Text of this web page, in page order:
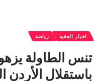
اخبار العقبة رياضة
تنس الطاولة
باستقلال الأردن